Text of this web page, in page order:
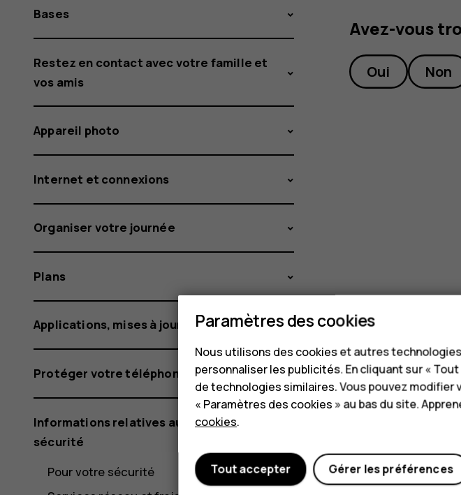
Avez-vous
Oui Non
Bases
Restez en contact avec votre famille et
vos amis
Appareil photo
Internet et connexions
Organiser votre journée
Plans
Applications, mises à jour et sauvegardes
Protéger votre téléphone
Informations relatives au produit et à la
sécurité
Pour votre sécurité
Paramètres des cookies
Nous utilisons des cookies et autres
personnaliser les publicités. En cliquant sur «
de technologies similaires. Vous pouvez
« Paramètres des cookies » au bas du site.
cookies.
Gérer les préférences
Tout accepter